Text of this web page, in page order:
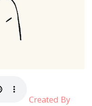
Created By